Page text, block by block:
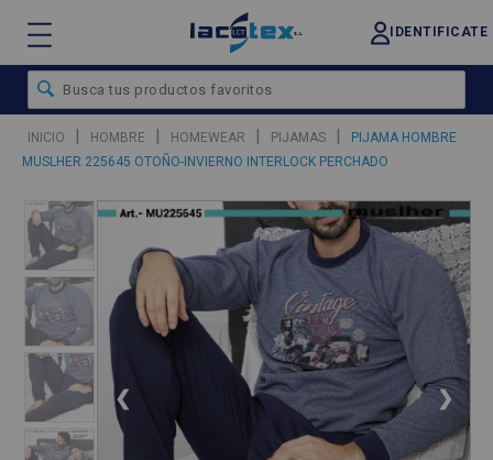
IDENTIFICATE
INICIO | HOMBRE | HOMEWEAR | PIJAMAS |
PIJAMA HOMBRE
MUSLHER 225645 OTOÑO-INVIERNO INTERLOCK PERCHADO
❮ ❯